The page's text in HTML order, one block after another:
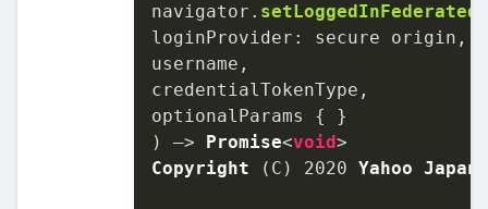
navigator. setLoggedInFederated
loginProvider : secure origin,
username,
credentialTokenType,
optionalParams { }
) –>
Promise<void
Copyright (C) 2020 Yahoo Japan